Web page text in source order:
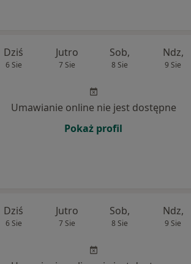
Dziś
6 Sie
Jutro
7 Sie
Sob,
8 Sie
Ndz,
9 Sie
Umawianie online nie jest dostępne
Pokaż profil
Dziś
6 Sie
Jutro
7 Sie
Sob,
8 Sie
Ndz,
9 Sie